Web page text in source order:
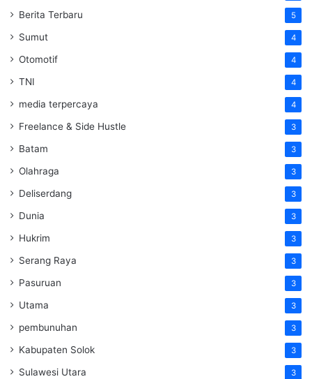
Berita Terbaru 5
Sumut 4
Otomotif 4
TNI 4
media terpercaya 4
Freelance & Side Hustle 3
Batam 3
Olahraga 3
Deliserdang 3
Dunia 3
Hukrim 3
Serang Raya 3
Pasuruan 3
Utama 3
pembunuhan 3
Kabupaten Solok 3
Sulawesi Utara 3